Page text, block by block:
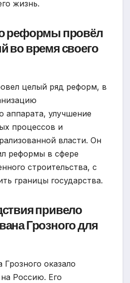
жизнь.
реформы провёл
во время своего
целый ряд реформ, в
аппарата, улучшение
процессов и
власти. Он
реформы в сфере
строительства, с
границы государства.
привело
Грозного для
оказало
Россию. Его